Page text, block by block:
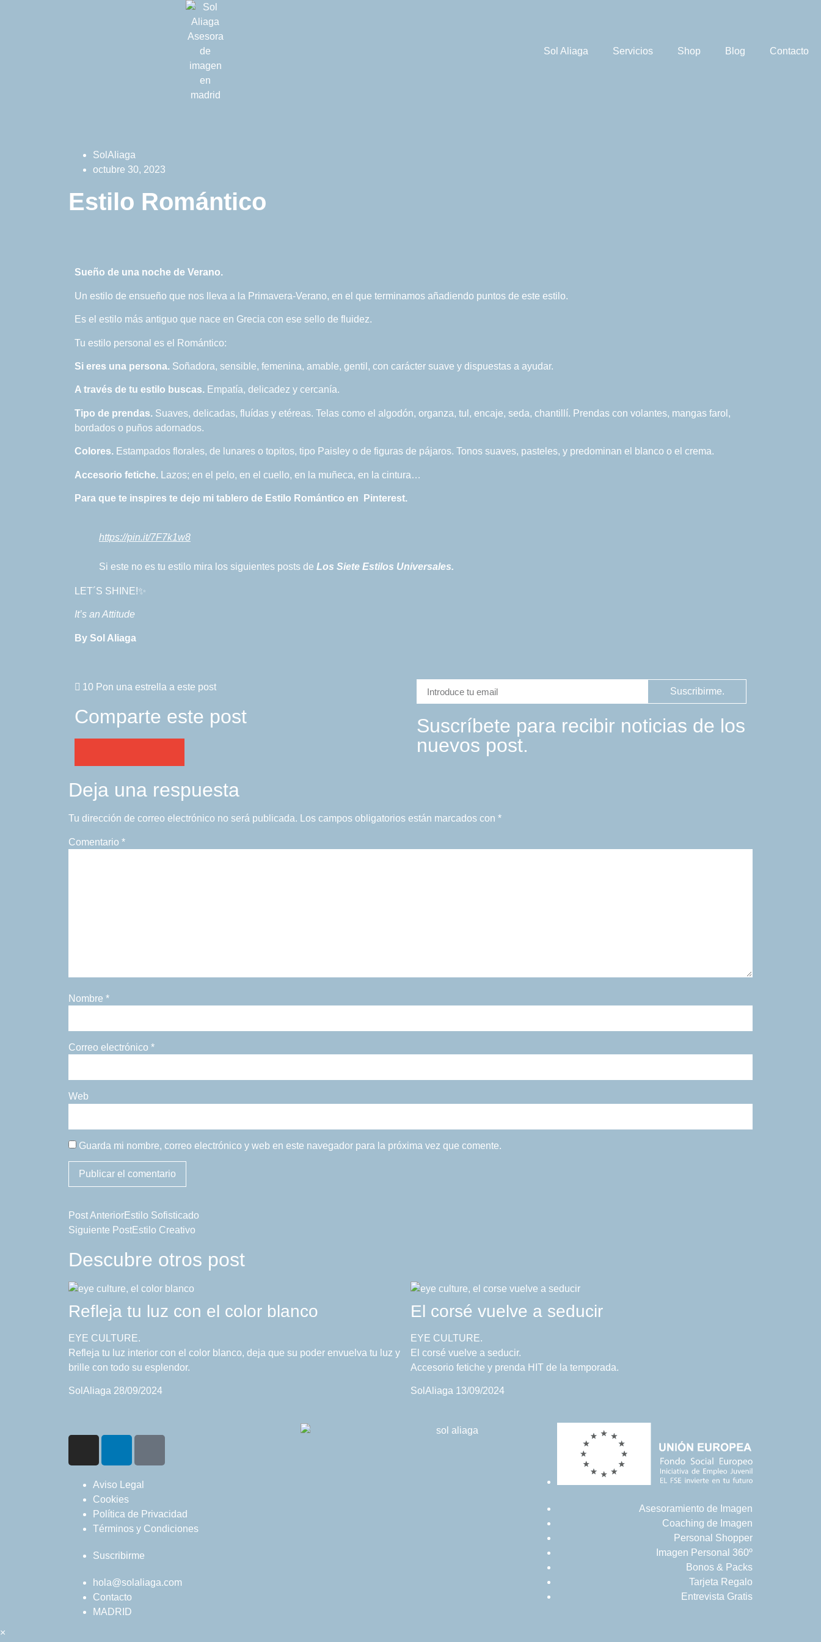
Sol Aliaga Servicios Shop Blog Contacto
SolAliaga
octubre 30, 2023
Estilo Romántico
Sueño de una noche de Verano.
Un estilo de ensueño que nos lleva a la Primavera-Verano, en el que terminamos añadiendo puntos de este estilo.
Es el estilo más antiguo que nace en Grecia con ese sello de fluidez.
Tu estilo personal es el Romántico:
Si eres una persona. Soñadora, sensible, femenina, amable, gentil, con carácter suave y dispuestas a ayudar.
A través de tu estilo buscas. Empatía, delicadez y cercanía.
Tipo de prendas. Suaves, delicadas, fluídas y etéreas. Telas como el algodón, organza, tul, encaje, seda, chantillí. Prendas con volantes, mangas farol,
bordados o puños adornados.
Colores. Estampados florales, de lunares o topitos, tipo Paisley o de figuras de pájaros. Tonos suaves, pasteles, y predominan el blanco o el crema.
Accesorio fetiche. Lazos; en el pelo, en el cuello, en la muñeca, en la cintura…
Para que te inspires te dejo mi tablero de Estilo Romántico en Pinterest.
https://pin.it/7F7k1w8
Si este no es tu estilo mira los siguientes posts de Los Siete Estilos Universales.
LET´S SHINE!✨
It’s an Attitude
By Sol Aliaga
10 Pon una estrella a este post
Comparte este post
Suscribirme.
Suscríbete para recibir noticias de los
nuevos post.
Deja una respuesta
Tu dirección de correo electrónico no será publicada. Los campos obligatorios están marcados con *
Comentario *
Nombre *
Correo electrónico *
Web
Guarda mi nombre, correo electrónico y web en este navegador para la próxima vez que comente.
Post AnteriorEstilo Sofisticado
Siguiente PostEstilo Creativo
Descubre otros post
Refleja tu luz con el color blanco
EYE CULTURE.
Refleja tu luz interior con el color blanco, deja que su poder envuelva tu luz y
brille con todo su esplendor.
SolAliaga 28/09/2024
El corsé vuelve a seducir
EYE CULTURE.
El corsé vuelve a seducir.
Accesorio fetiche y prenda HIT de la temporada.
SolAliaga 13/09/2024
Aviso Legal
Cookies
Política de Privacidad
Términos y Condiciones
Suscribirme
hola@solaliaga.com
Contacto
MADRID
Asesoramiento de Imagen
Coaching de Imagen
Personal Shopper
Imagen Personal 360º
Bonos & Packs
Tarjeta Regalo
Entrevista Gratis
×